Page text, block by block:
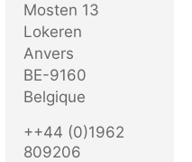
Mosten 13
Lokeren
Anvers
BE-9160
Belgique
++44 (0)1962
809206